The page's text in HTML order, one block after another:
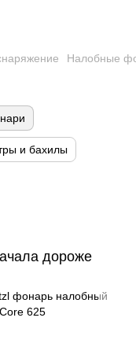
Налобные
и бахилы
дороже